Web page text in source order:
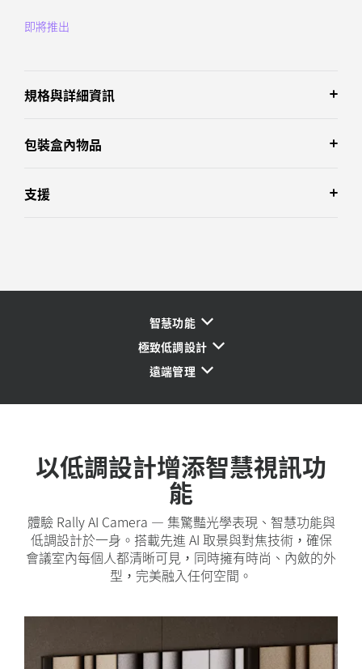
即將推出
規格與詳細資訊
包裝盒內物品
支援
智慧功能
極致低調設計
遠端管理
以低調設計增添智慧視訊功
能
體驗 Rally AI Camera — 集驚豔光學表現、智慧功能與
低調設計於一身。搭載先進 AI 取景與對焦技術，確保
會議室內每個人都清晰可見，同時擁有時尚、內斂的外
型，完美融入任何空間。